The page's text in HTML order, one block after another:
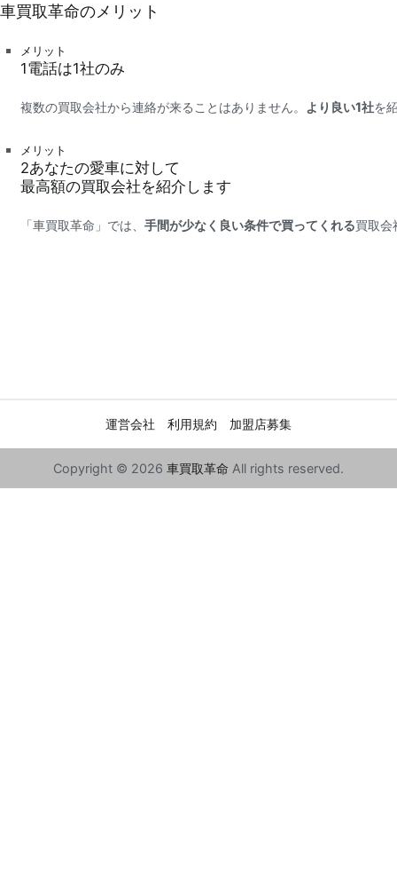
車買取革命のメリット
メリット
1電話は1社のみ
複数の買取会社から連絡が来ることはありません。 より良い1社を
メリット
2あなたの愛車に対して
最高額の買取会社を紹介します
「車買取革命」では、手間が少なく良い条件で買ってくれる買取会
運営会社 利用規約 加盟店募集
Copyright © 2026 車買取革命 All rights reserved.